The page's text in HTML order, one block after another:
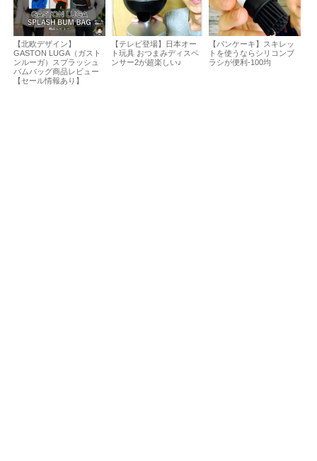
【北欧デザイン】
GASTON LUGA（ガスト
ンルーガ）スプラッシュ
バムバッグ商品レビュー
【セール情報あり】
【テレビ登場】日本オー
ト玩具 おつまみディスペ
ンサー2が超楽しい♪
【パンケーキ】スキレッ
トを使うならシリコンブ
ラシが便利-100均